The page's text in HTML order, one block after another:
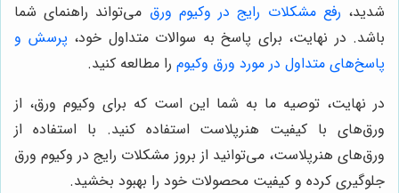
شدید، رفع مشکلات رایج در وکیوم ورق می‌تواند راهنمای شما
باشد. در نهایت، برای پاسخ به سوالات متداول خود، پرسش و
پاسخ‌های متداول در مورد ورق وکیوم را مطالعه کنید.
در نهایت، توصیه ما به شما این است که برای وکیوم ورق، از
ورق‌های با کیفیت هنرپلاست استفاده کنید. با استفاده از
ورق‌های هنرپلاست، می‌توانید از بروز مشکلات رایج در وکیوم ورق
جلوگیری کرده و کیفیت محصولات خود را بهبود بخشید.